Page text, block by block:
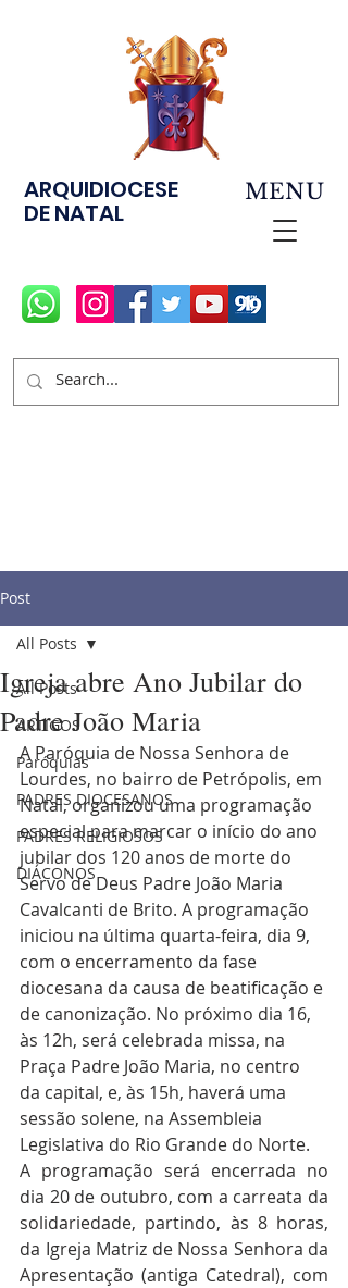
ARQUIDIOCESE
DE NATAL
MENU
Post
All Posts
ARTIGOS
Paróquias
PADRES DIOCESANOS
PADRES RELIGIOSOS
DIÁCONOS
All Posts
Igreja abre Ano Jubilar do
Padre João Maria
A Paróquia de Nossa Senhora de
Lourdes, no bairro de Petrópolis, em
Natal, organizou uma programação
especial para marcar o início do ano
jubilar dos 120 anos de morte do
Servo de Deus Padre João Maria
Cavalcanti de Brito. A programação
iniciou na última quarta-feira, dia 9,
com o encerramento da fase
diocesana da causa de beatificação e
de canonização. No próximo dia 16,
às 12h, será celebrada missa, na
Praça Padre João Maria, no centro
da capital, e, às 15h, haverá uma
sessão solene, na Assembleia
Legislativa do Rio Grande do Norte.
A programação será encerrada no
dia 20 de outubro, com a carreata da
solidariedade, partindo, às 8 horas,
da Igreja Matriz de Nossa Senhora da
Apresentação (antiga Catedral), com